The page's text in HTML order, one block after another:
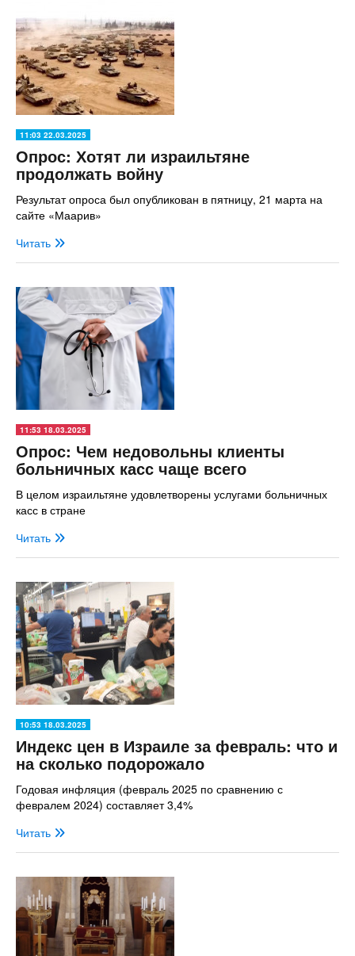
11:03 22.03.2025
Опрос: Хотят ли израильтяне
продолжать войну
Результат опроса был опубликован в пятницу, 21 марта на
сайте «Маарив»
Читать
11:53 18.03.2025
Опрос: Чем недовольны клиенты
больничных касс чаще всего
В целом израильтяне удовлетворены услугами больничных
касс в стране
Читать
10:53 18.03.2025
Индекс цен в Израиле за февраль: что и
на сколько подорожало
Годовая инфляция (февраль 2025 по сравнению с
февралем 2024) составляет 3,4%
Читать